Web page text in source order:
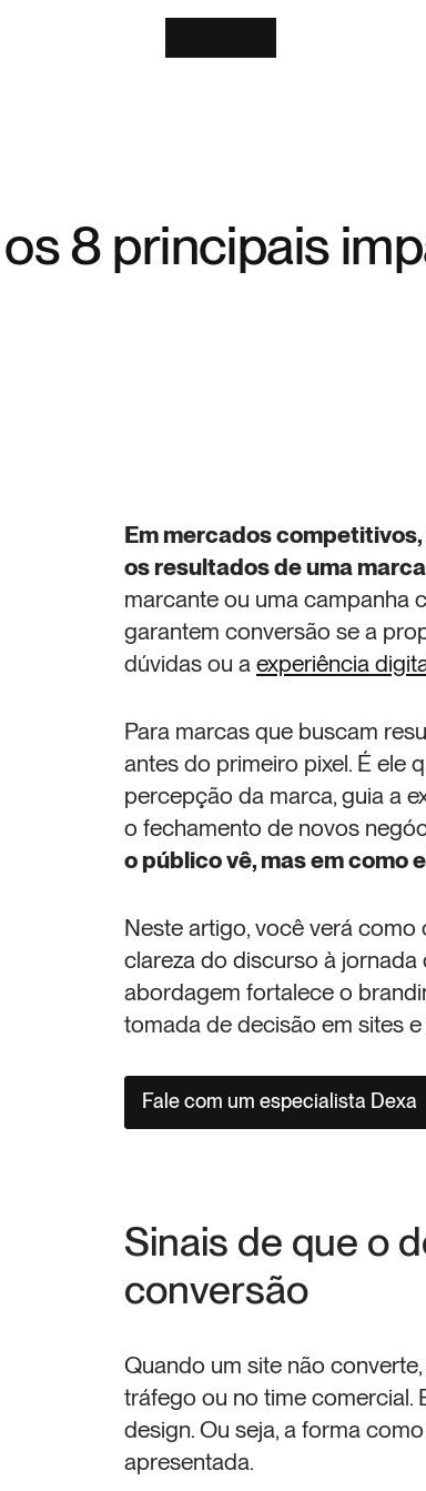
8 principais
Em mercados
os resultados de uma
marcante ou uma campanha
garantem conversão se a
dúvidas ou a experiência
Para marcas que buscam
antes do primeiro pixel. É ele
percepção da marca, guia a
o fechamento de novos
o público vê, mas em como
Neste artigo, você verá
clareza do discurso à
abordagem fortalece o
tomada de decisão em sites
Fale com um especialista Dexa
Sinais de que o
conversão
Quando um site não
tráfego ou no time comercial.
design. Ou seja, a forma
apresentada.